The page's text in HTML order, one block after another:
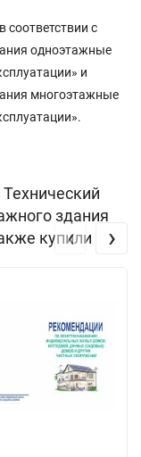
соответствии с
одноэтажные
и
многоэтажные
здания
купили
‹ ›